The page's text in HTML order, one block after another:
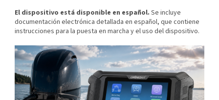
El dispositivo está disponible en español. Se incluye
documentación electrónica detallada en español, que contiene
instrucciones para la puesta en marcha y el uso del dispositivo.